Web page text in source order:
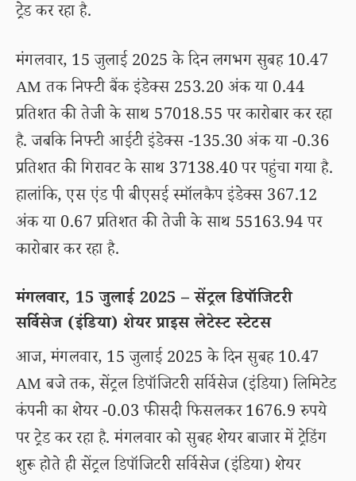
ट्रेड कर रहा है.
मंगलवार, 15 जुलाई 2025 के दिन लगभग सुबह 10.47
AM तक निफ्टी बैंक इंडेक्स 253.20 अंक या 0.44
प्रतिशत की तेजी के साथ 57018.55 पर कारोबार कर रहा
है. जबकि निफ्टी आईटी इंडेक्स -135.30 अंक या -0.36
प्रतिशत की गिरावट के साथ 37138.40 पर पहुंचा गया है.
हालांकि, एस एंड पी बीएसई स्मॉलकैप इंडेक्स 367.12
अंक या 0.67 प्रतिशत की तेजी के साथ 55163.94 पर
कारोबार कर रहा है.
मंगलवार, 15 जुलाई 2025 – सेंट्रल डिपॉजिटरी
सर्विसेज (इंडिया) शेयर प्राइस लेटेस्ट स्टेटस
आज, मंगलवार, 15 जुलाई 2025 के दिन सुबह 10.47
AM बजे तक, सेंट्रल डिपॉजिटरी सर्विसेज (इंडिया) लिमिटेड
कंपनी का शेयर -0.03 फीसदी फिसलकर 1676.9 रुपये
पर ट्रेड कर रहा है. मंगलवार को सुबह शेयर बाजार में ट्रेडिंग
शुरू होते ही सेंट्रल डिपॉजिटरी सर्विसेज (इंडिया) शेयर